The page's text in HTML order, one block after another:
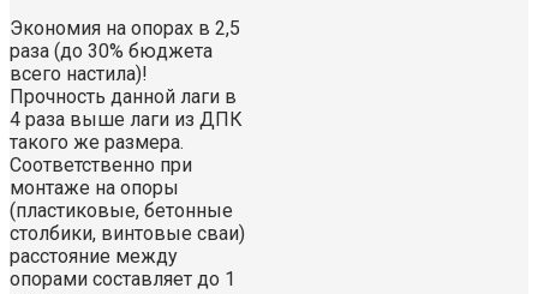
Экономия на опорах в 2,5
раза (до 30% бюджета
всего настила)!
Прочность данной лаги в
4 раза выше лаги из ДПК
такого же размера.
Соответственно при
монтаже на опоры
(пластиковые, бетонные
столбики, винтовые сваи)
расстояние между
опорами составляет до 1